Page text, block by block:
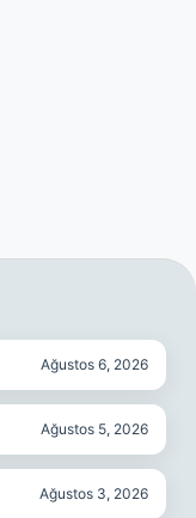
Ağustos 6, 2026
Ağustos 5, 2026
Ağustos 3, 2026